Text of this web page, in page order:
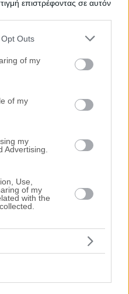
επιστρέφοντας σε αυτόν
information including but
You may click to
and its third-party tags to
purposes in below Google
Outs
of my
of my
my
Advertising.
Use,
of my
with the
Ημ. Διεξαγωγής:
30/09/2026
Θεσσαλονίκης
1ος
Ημ. Διεξαγωγής:
30/09/2026
σας για να λαμβάνετε